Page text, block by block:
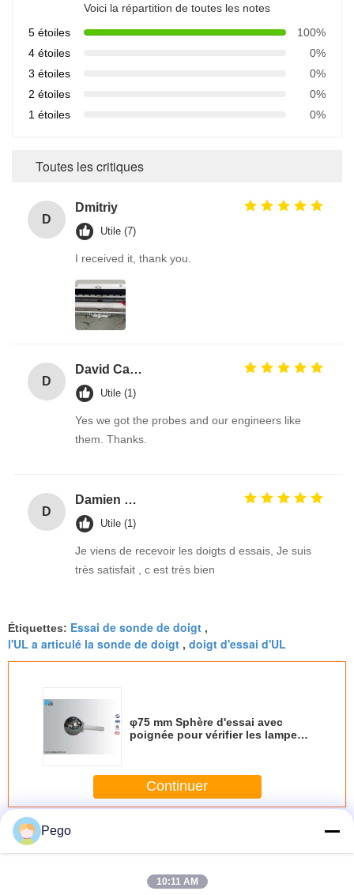
Voici la répartition de toutes les notes
5 étoiles
100%
4 étoiles
0%
3 étoiles
0%
2 étoiles
0%
1 étoiles
0%
Toutes les critiques
D
Dmitriy
Utile (7)
I received it, thank you.
D
David Calabro
Utile (1)
Yes we got the probes and our engineers like
them. Thanks.
D
Damien GOURDAIN
Utile (1)
Je viens de recevoir les doigts d essais, Je suis
très satisfait , c est très bien
Étiquettes: Essai de sonde de doigt ,
l'UL a articulé la sonde de doigt , doigt d'essai d'UL
φ75 mm Sphère d'essai avec
poignée pour vérifier les lampes
Continuer
Plus Examinez la sonde de doigt
Pego
10:11 AM